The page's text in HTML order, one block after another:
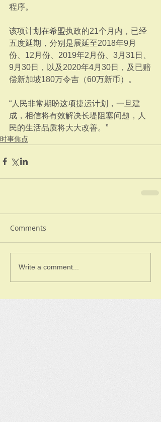
程序。
该项计划在希盟执政的21个月内，已经
五度延期，分别是展延至2018年9月
份、12月份、2019年2月份、3月31日、
9月30日，以及2020年4月30日，及已赔
偿新加坡180万令吉（60万新币）。
“人民非常期盼这项捷运计划，一旦建
成，相信将有效解决长堤阻塞问题，人
民的生活品质将大大改善。”
时事焦点
Comments
Write a comment...